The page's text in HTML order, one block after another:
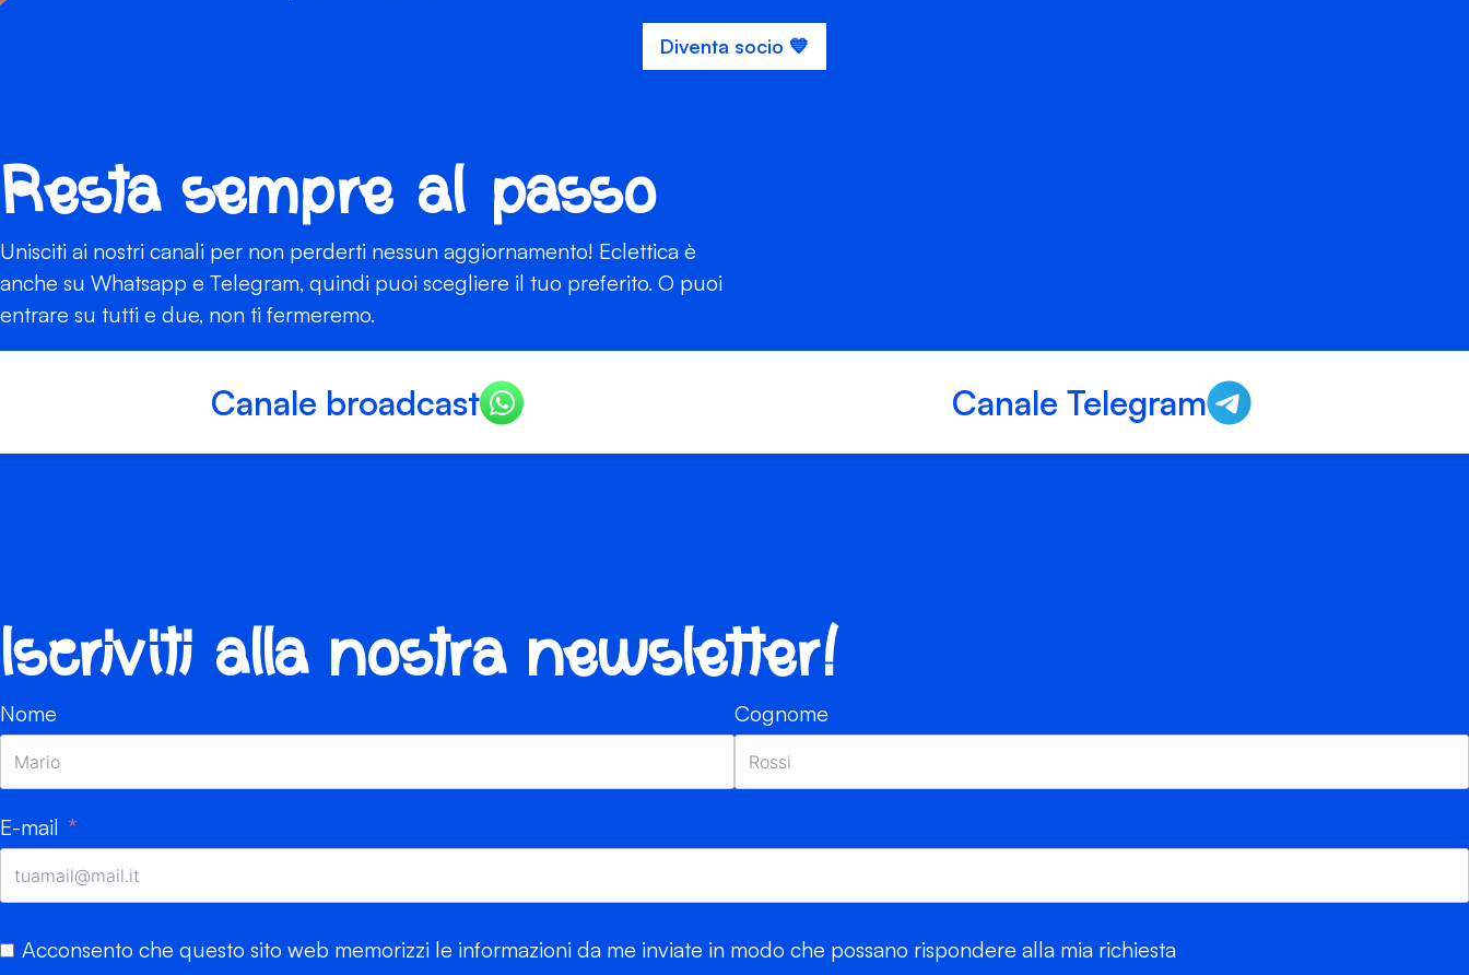
Diventa socio 💙
Resta sempre al passo
Unisciti ai nostri canali per non perderti nessun aggiornamento! Eclettica è
anche su Whatsapp e Telegram, quindi puoi scegliere il tuo preferito. O puoi
entrare su tutti e due, non ti fermeremo.
Canale broadcast Canale Telegram
Iscriviti alla nostra newsletter!
Nome Cognome
E-mail
Acconsento che questo sito web memorizzi le informazioni da me inviate in modo che possano rispondere alla mia richiesta